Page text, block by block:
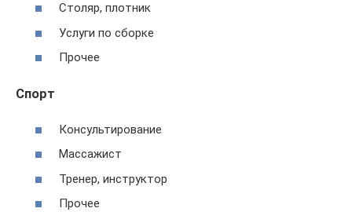
Столяр, плотник
Услуги по сборке
Прочее
Спорт
Консультирование
Массажист
Тренер, инструктор
Прочее